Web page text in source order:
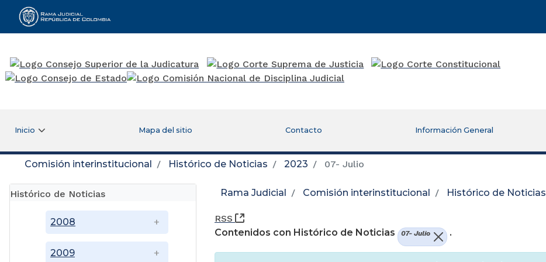
Rama Judicial
Inicio Mapa del sitio Contacto Información General
Comisión interinstitucional Histórico de Noticias 2023 07- Julio
Histórico de Noticias
2008
2009
Rama Judicial Comisión interinstitucional Histórico de Noticias
RSS
(Abre una nueva ventana)
Contenidos con Histórico de Noticias
07- Julio .